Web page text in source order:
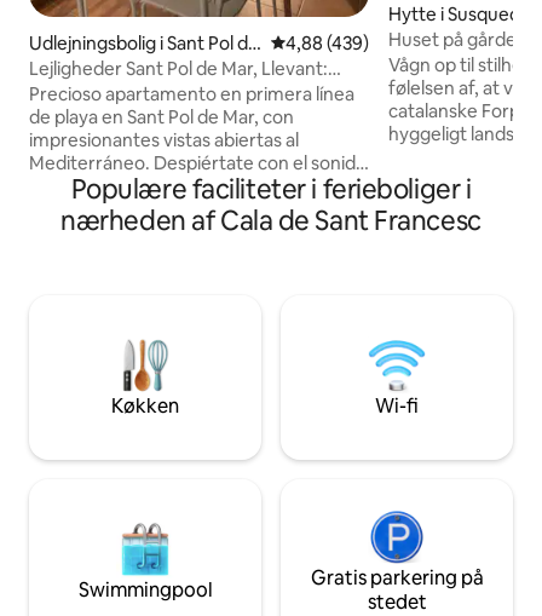
Udlejningsbolig i Sant Pol de
Mar
4,88 ud af 5 i gennemsnitlig
4,88 (439)
Lejligheder Sant Pol de Mar, Llevant:
Lejlighe...
Precioso apartamento en primera línea
de playa en Sant Pol de Mar, con
impresionantes vistas abiertas al
Mediterráneo. Despiértate con el sonido
del mar en este espectacular
apartamento en primera línea de playa
con vistas ininterrumpidas al
amanecer desde la terraza mientras los
niños juegan en la playa justo enfrente.
El lugar perfecto para relajarte con un
libro o una copa en la terraza, disfrutar
ritmo del mar. Incluye plaza de parking
equipada, cafetera Nespresso, WiFi y
equipamiento de playa. El apartamento
completo, la terraza con vistas al mar y
tu plaza de parking en el mismo edificio
Hytte i Susqueda
Huset på gården -
Vågn op til
følelsen af, at
catalanske Forpyrenæer. La
hyggeligt
gerne vil slippe
tilbage til det, der
Dette sted er
Susqueda-
Populære faciliteter i ferieboliger i
nærheden af Cala de Sant Francesc
Køkken Wi-fi
Swimmingpool
Gratis parkering på
stedet